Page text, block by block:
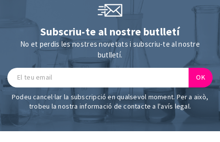
Subscriu-te al nostre butlletí
No et perdis les nostres novetats i subscriu-te al nostre
butlletí.
Podeu cancel·lar la subscripció en qualsevol moment. Per a això,
trobeu la nostra informació de contacte a l'avís legal.